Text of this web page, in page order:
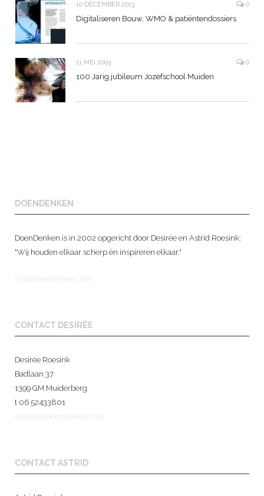
10 DECEMBER 2013 0
Digitaliseren Bouw, WMO & patiëntendossiers
11 MEI 2003 0
100 Jarig jubileum Jozefschool Muiden
DOENDENKEN
DoenDenken is in 2002 opgericht door Desirée en Astrid Roesink:
"Wij houden elkaar scherp én inspireren elkaar."
info@doendenken.net
CONTACT DESIRÉE
Desirée Roesink
Badlaan 37
1399 GM Muiderberg
t 06 52433801
desiree@doendenken.net
CONTACT ASTRID